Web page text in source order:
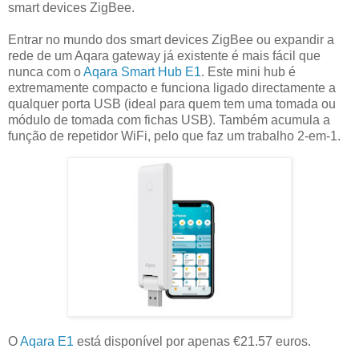
smart devices ZigBee.
Entrar no mundo dos smart devices ZigBee ou expandir a
rede de um Aqara gateway já existente é mais fácil que
nunca com oAqara Smart Hub E1. Este mini hub é
extremamente compacto e funciona ligado directamente a
qualquer porta USB (ideal para quem tem uma tomada ou
módulo de tomada com fichas USB). Também acumula a
função de repetidor WiFi, pelo que faz um trabalho 2-em-1.
OAqara E1 está disponível por apenas €21.57 euros.